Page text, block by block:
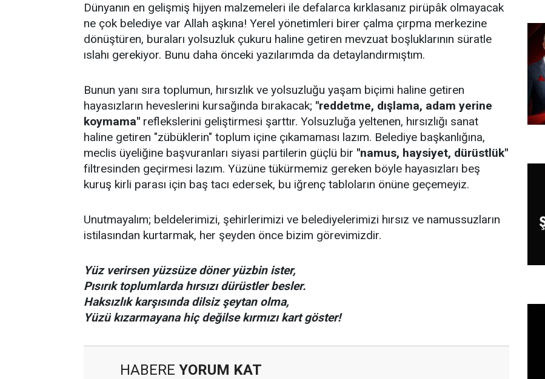
Dünyanın en gelişmiş hijyen malzemeleri ile defalarca kırklasanız pirüpâk olmayacak
ne çok belediye var Allah aşkına! Yerel yönetimleri birer çalma çırpma merkezine
dönüştüren, buraları yolsuzluk çukuru haline getiren mevzuat boşluklarının süratle
ıslahı gerekiyor. Bunu daha önceki yazılarımda da detaylandırmıştım.
Bunun yanı sıra toplumun, hırsızlık ve yolsuzluğu yaşam biçimi haline getiren
hayasızların heveslerini kursağında bırakacak; "reddetme, dışlama, adam yerine
koymama" reflekslerini geliştirmesi şarttır. Yolsuzluğa yeltenen, hırsızlığı sanat
haline getiren "zübüklerin" toplum içine çıkamaması lazım. Belediye başkanlığına,
meclis üyeliğine başvuranları siyasi partilerin güçlü bir "namus, haysiyet, dürüstlük"
filtresinden geçirmesi lazım. Yüzüne tükürmemiz gereken böyle hayasızları beş
kuruş kirli parası için baş tacı edersek, bu iğrenç tabloların önüne geçemeyiz.
Unutmayalım; beldelerimizi, şehirlerimizi ve belediyelerimizi hırsız ve namussuzların
istilasından kurtarmak, her şeyden önce bizim görevimizdir.
Yüz verirsen yüzsüze döner yüzbin ister,
Pısırık toplumlarda hırsızı dürüstler besler.
Haksızlık karşısında dilsiz şeytan olma,
Yüzü kızarmayana hiç değilse kırmızı kart göster!
HABERE YORUM KAT